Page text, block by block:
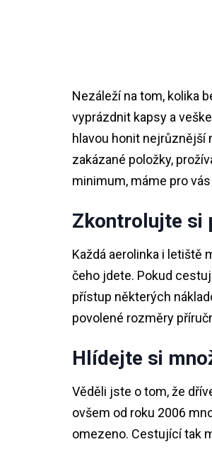
Nezáleží na tom, kolika
vyprázdnit kapsy a
hlavou honit nejrůznější
zakázané položky,
minimum, máme pro
Zkontrolujte si
Každá aerolinka i letiště
čeho jdete. Pokud
přístup některých
povolené rozměry
Hlídejte si
Věděli jste o tom, že
ovšem od roku 2006
omezeno. Cestující tak